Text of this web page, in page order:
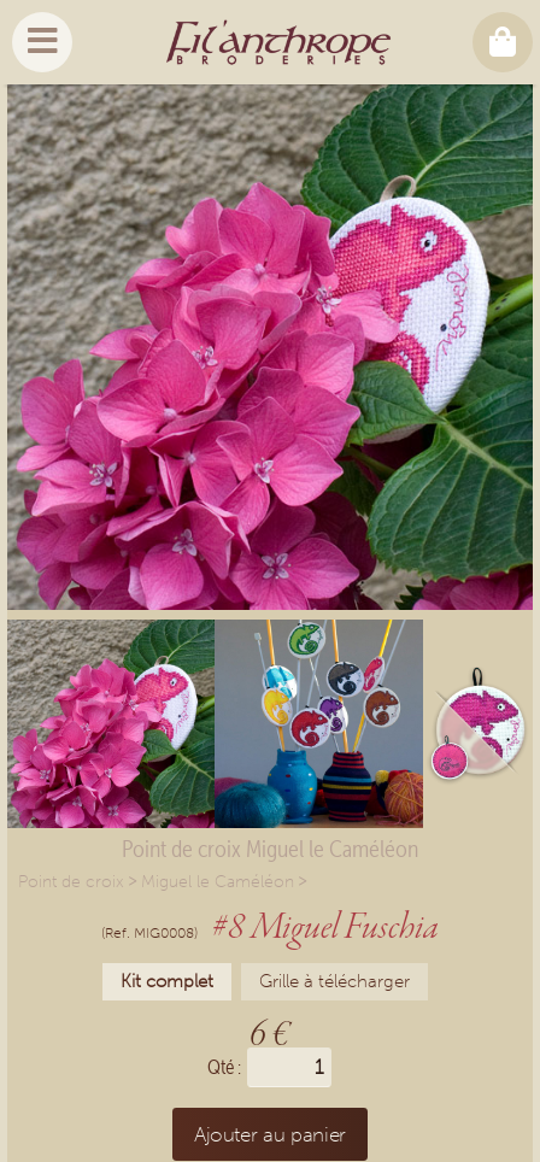
Point de croix Miguel le Caméléon
Point de croix > Miguel le Caméléon >
(Ref. MIG0008) #8 Miguel Fuschia
Kit complet Grille à télécharger
6 €
Qté :
Ajouter au panier